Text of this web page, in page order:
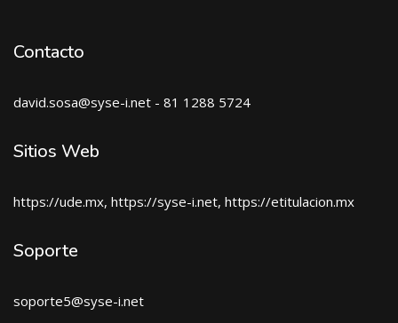
Contacto
david.sosa@syse-i.net - 81 1288 5724
Sitios Web
https://ude.mx, https://syse-i.net, https://etitulacion.mx
Soporte
soporte5@syse-i.net